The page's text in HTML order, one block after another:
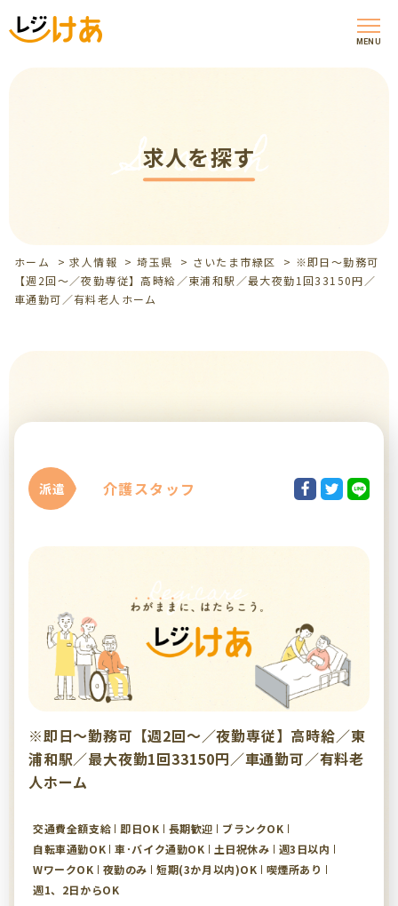
MENU
求人を探す
Search
ホーム >求人情報 >埼玉県 > さいたま市緑区 > ※即日～勤務可
【週2回～／夜勤専従】高時給／東浦和駅／最大夜勤1回33150円／
車通勤可／有料老人ホーム
派遣 介護スタッフ
※即日～勤務可【週2回～／夜勤専従】高時給／東
浦和駅／最大夜勤1回33150円／車通勤可／有料老
人ホーム
交通費全額支給 即日OK 長期歓迎
ブランクOK
自転車通勤OK
車･バイク通勤OK 土日祝休み
週3日以内
WワークOK
夜勤のみ 短期(3か月以内)OK
喫煙所あり
週1、2日からOK